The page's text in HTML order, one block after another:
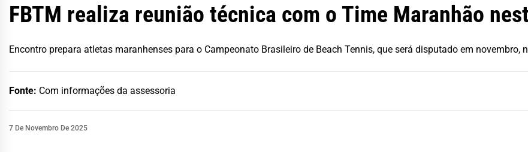
FBTM realiza reunião técnica com o Time Maranhão
Encontro prepara atletas maranhenses para o Campeonato Brasileiro de Beach Tennis, que será disputado em novembro,
Fonte: Com informações da assessoria
7 De Novembro De 2025